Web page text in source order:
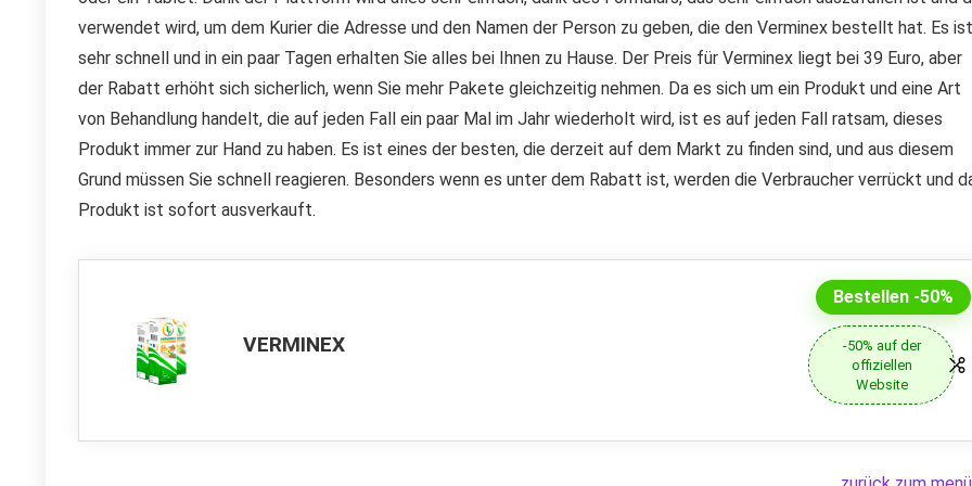
verwendet wird, um dem Kurier die Adresse und den Namen der Person zu geben, die den Verminex bestellt hat. Es ist
sehr schnell und in ein paar Tagen erhalten Sie alles bei Ihnen zu Hause. Der Preis für Verminex liegt bei 39 Euro, aber
der Rabatt erhöht sich sicherlich, wenn Sie mehr Pakete gleichzeitig nehmen. Da es sich um ein Produkt und eine Art
von Behandlung handelt, die auf jeden Fall ein paar Mal im Jahr wiederholt wird, ist es auf jeden Fall ratsam, dieses
Produkt immer zur Hand zu haben. Es ist eines der besten, die derzeit auf dem Markt zu finden sind, und aus diesem
Grund müssen Sie schnell reagieren. Besonders wenn es unter dem Rabatt ist, werden die Verbraucher verrückt und
Produkt ist sofort ausverkauft.
VERMINEX
Bestellen -50%
-50% auf der
offiziellen
Website